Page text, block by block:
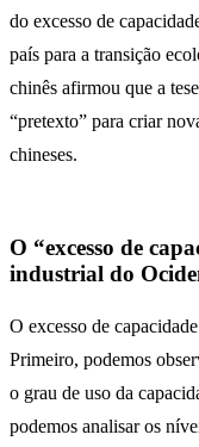
do excesso de
país para a transição
chinês afirmou que a
“pretexto” para criar
chineses.
O “excesso de
industrial do
O excesso de
Primeiro, podemos
o grau de uso da
podemos analisar os